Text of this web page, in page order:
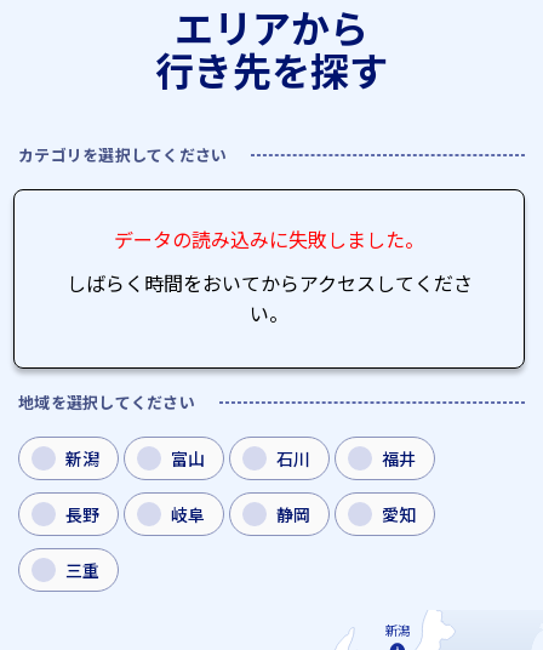
エリアから
行き先を探す
カテゴリを選択してください
データの読み込みに失敗しました。
しばらく時間をおいてからアクセスしてくださ
い。
地域を選択してください
新潟 富山 石川 福井
長野 岐阜 静岡 愛知
三重
新潟